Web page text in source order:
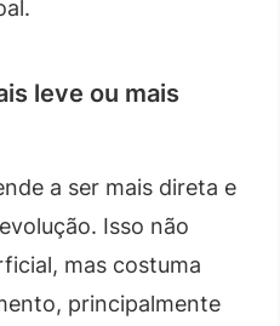
leve ou mais
a ser mais direta e
Isso não
mas costuma
principalmente